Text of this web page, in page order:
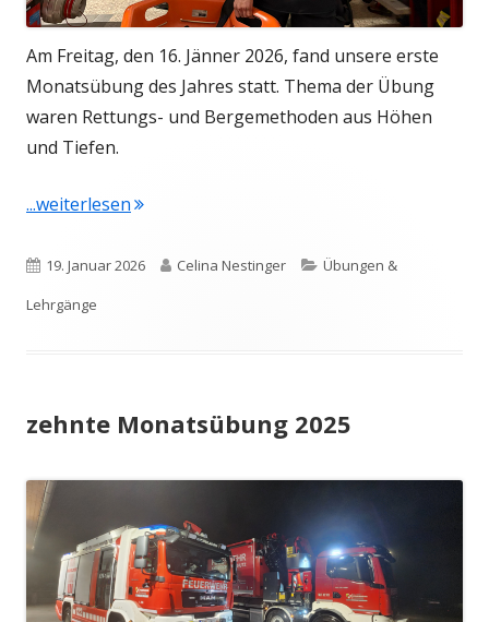
Am Freitag, den 16. Jänner 2026, fand unsere erste
Monatsübung des Jahres statt. Thema der Übung
waren Rettungs- und Bergemethoden aus Höhen
und Tiefen.
...weiterlesen"Erste Monatsübung 2026"
Veröffentlicht
am
19. Januar 2026 Autor
Celina Nestinger Kategorien
Übungen &
Lehrgänge
zehnte Monatsübung 2025